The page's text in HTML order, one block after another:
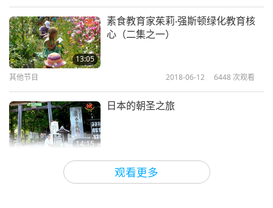
的。）连结已断开。（是，师父。）就像拔掉电源。
Host：清海无上师世界会（皆纯素者），我们的一位
会员牧芸于内在体验看到假明师们所去的地狱…
去一个地方。」
我们四人匆忙地出动了，降落在一个黑暗星球表面。
地上，摸索出地底下有一个地牢，但是设计很精密，
观看更多
13:05
素食教育家茱莉‧强斯顿绿化教育核
心（二集之一）
其他节目 2018-06-12 6448 次观看
14:15
日本的朝圣之旅
2018-05-15